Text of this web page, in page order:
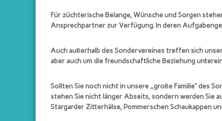
r
S
a
r
a
r
d
Für züchterische Belange, Wünsche und Sorgen
Ansprechpartner zur Verfügung. In deren
Auch außerhalb des Sondervereines treffen sich
aber auch um die freundschaftliche Beziehung
Sollten Sie noch nicht in unsere „große Familie“ des
stehen Sie nicht länger Abseits, sondern werden Sie
Stargarder Zitterhälse, Pommerschen Schaukappen